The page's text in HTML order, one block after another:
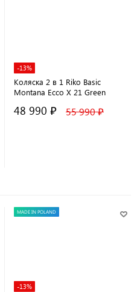
-13%
Коляска 2 в 1 Riko Basic
Montana Ecco X 21 Green
48 990 ₽ 55 990 ₽
MADE IN POLAND
-13%